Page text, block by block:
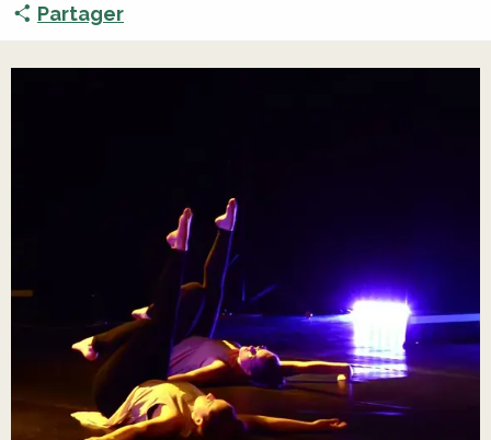
Partager